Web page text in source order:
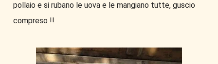
pollaio e si rubano le uova e le mangiano tutte, guscio
compreso !!